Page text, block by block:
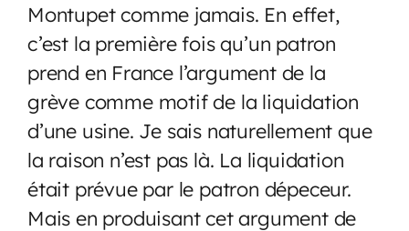
Montupet comme jamais. En effet,
c’est la première fois qu’un patron
prend en France l’argument de la
grève comme motif de la liquidation
d’une usine. Je sais naturellement que
la raison n’est pas là. La liquidation
était prévue par le patron dépeceur.
Mais en produisant cet argument de